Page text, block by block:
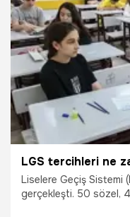
27.06.2024 Gündem
Liselere Geçiş Sistemi
gerçekleşti. 50 sözel,